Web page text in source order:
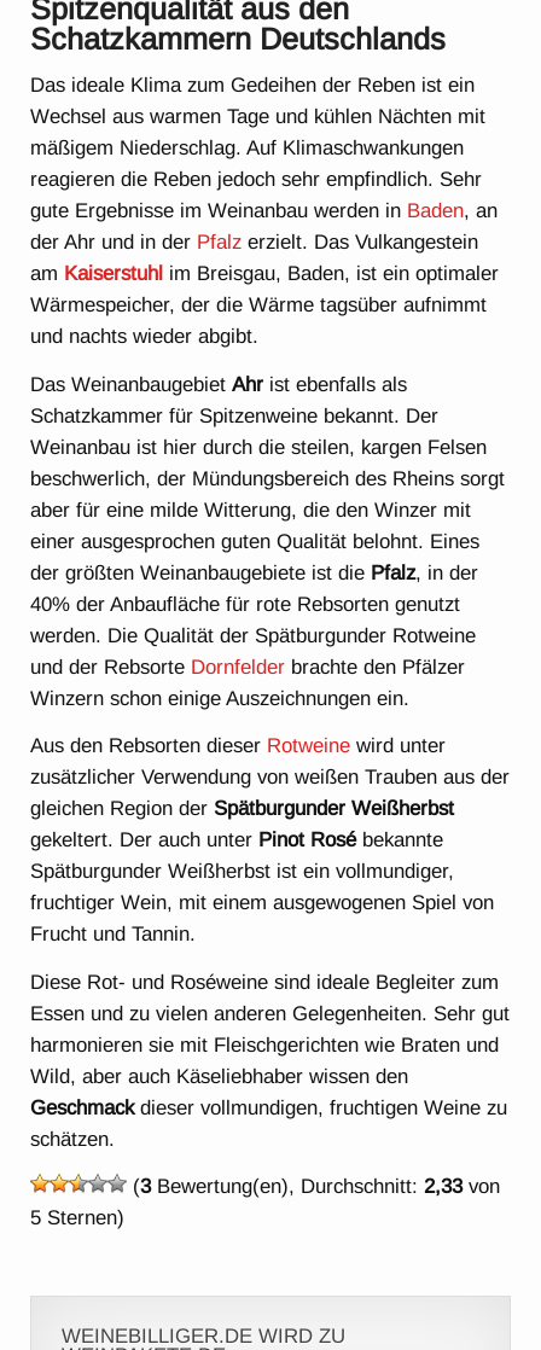
Spitzenqualität aus den
Schatzkammern Deutschlands
Das ideale Klima zum Gedeihen der Reben ist ein
Wechsel aus warmen Tage und kühlen Nächten mit
mäßigem Niederschlag. Auf Klimaschwankungen
reagieren die Reben jedoch sehr empfindlich. Sehr
gute Ergebnisse im Weinanbau werden in Baden, an
der Ahr und in der Pfalz erzielt. Das Vulkangestein
am Kaiserstuhl im Breisgau, Baden, ist ein optimaler
Wärmespeicher, der die Wärme tagsüber aufnimmt
und nachts wieder abgibt.
Das WeinanbaugebietAhr ist ebenfalls als
Schatzkammer für Spitzenweine bekannt. Der
Weinanbau ist hier durch die steilen, kargen Felsen
beschwerlich, der Mündungsbereich des Rheins sorgt
aber für eine milde Witterung, die den Winzer mit
einer ausgesprochen guten Qualität belohnt. Eines
der größten Weinanbaugebiete ist die Pfalz, in der
40% der Anbaufläche für rote Rebsorten genutzt
werden. Die Qualität der Spätburgunder Rotweine
und der Rebsorte Dornfelder brachte den Pfälzer
Winzern schon einige Auszeichnungen ein.
Aus den Rebsorten dieser Rotweine wird unter
zusätzlicher Verwendung von weißen Trauben aus der
gleichen Region der Spätburgunder Weißherbst
gekeltert. Der auch unter Pinot Rosébekannte
Spätburgunder Weißherbst ist ein vollmundiger,
fruchtiger Wein, mit einem ausgewogenen Spiel von
Frucht und Tannin.
Diese Rot- und Roséweine sind ideale Begleiter zum
Essen und zu vielen anderen Gelegenheiten. Sehr gut
harmonieren sie mit Fleischgerichten wie Braten und
Wild, aber auch Käseliebhaber wissen den
Geschmackdieser vollmundigen, fruchtigen Weine zu
schätzen.
(3Bewertung(en), Durchschnitt:2,33von
5 Sternen)
WEINEBILLIGER.DE WIRD ZU